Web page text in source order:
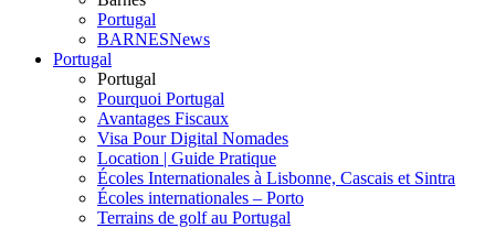
Portugal
BARNESNews
Portugal
Portugal
Pourquoi Portugal
Avantages Fiscaux
Visa Pour Digital Nomades
Location | Guide Pratique
Écoles Internationales à Lisbonne, Cascais et Sintra
Écoles internationales – Porto
Terrains de golf au Portugal